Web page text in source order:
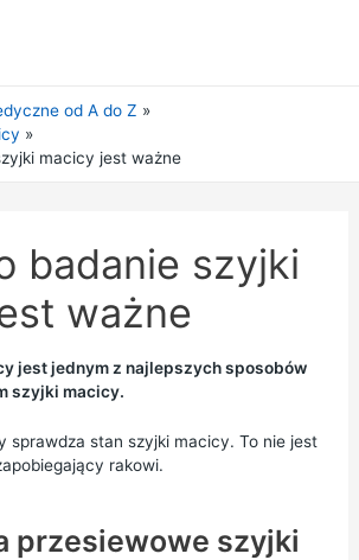
od A do Z
macicy jest ważne
badanie szyjki
ważne
jest jednym z najlepszych sposobów
szyjki macicy.
sprawdza stan szyjki macicy. To nie jest
rakowi.
przesiewowe szyjki